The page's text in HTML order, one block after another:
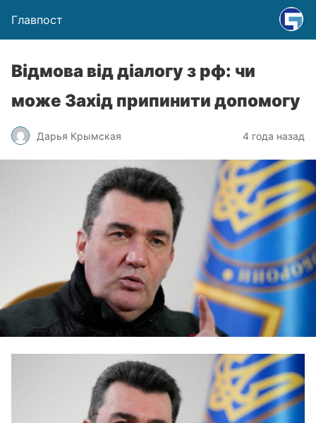
Главпост
Відмова від діалогу з рф: чи
може Захід припинити допомогу
Дарья Крымская 4 года назад